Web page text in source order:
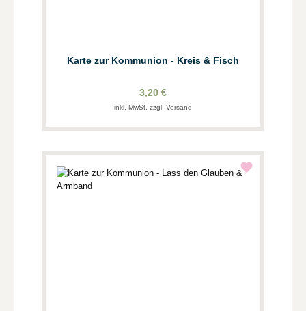
Karte zur Kommunion - Kreis & Fisch
3,20 €
inkl. MwSt. zzgl. Versand